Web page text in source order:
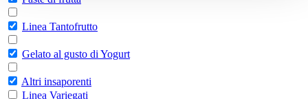
Linea Tantofrutto
Gelato al gusto di Yogurt
Altri insaporenti
Linea Variegati